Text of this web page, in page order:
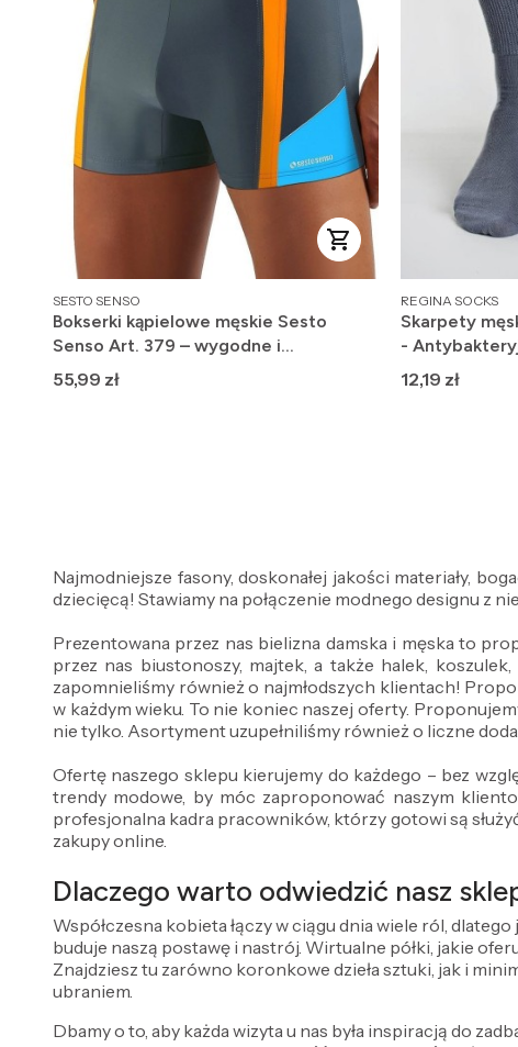
PRODUCENT
SESTO SENSO
Bokserki kąpielowe męskie Sesto
Senso Art. 379 – wygodne i
szybkoschnące
Cena
55,99 zł
PRODUCENT
REGINA SOCKS
Skarpety
-
Cena
12,19 zł
Najmodniejsze fasony, doskonałej jakości materiały,
dziecięcą! Stawiamy na połączenie modnego designu z
Prezentowana przez nas bielizna damska i męska to
przez nas biustonoszy, majtek, a także halek,
zapomnieliśmy również o najmłodszych klientach!
w każdym wieku. To nie koniec naszej oferty.
nie tylko. Asortyment uzupełniliśmy również o liczne
Ofertę naszego sklepu kierujemy do każdego – bez
trendy modowe, by móc zaproponować naszym
profesjonalna kadra pracowników, którzy gotowi są
zakupy online.
Dlaczego warto odwiedzić nasz
Współczesna kobieta łączy w ciągu dnia wiele ról,
buduje naszą postawę i nastrój. Wirtualne półki, jakie
Znajdziesz tu zarówno koronkowe dzieła sztuki, jak i
ubraniem.
Dbamy o to, aby każda wizyta u nas była inspiracją do